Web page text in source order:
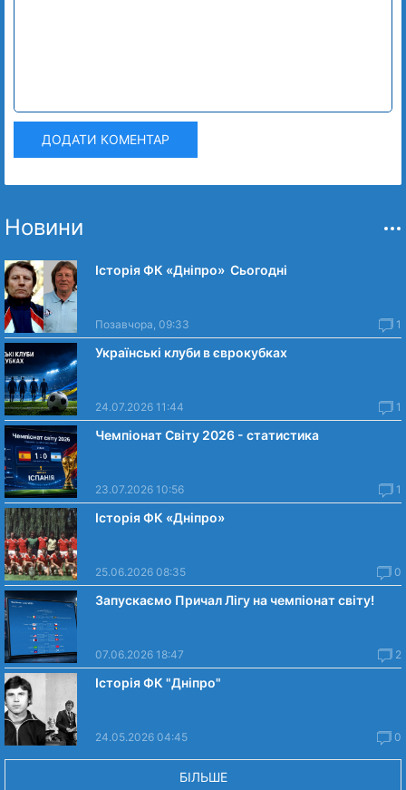
ДОДАТИ КОМЕНТАР
Новини
Історія ФК «Дніпро» Сьогодні
Позавчора, 09:33 1
Українські клуби в єврокубках
24.07.2026 11:44 1
Чемпіонат Світу 2026 - статистика
23.07.2026 10:56 1
Історія ФК «Дніпро»
25.06.2026 08:35 0
Запускаємо Причал Лігу на чемпіонат світу!
07.06.2026 18:47 2
Історія ФК "Дніпро"
24.05.2026 04:45 0
БІЛЬШЕ